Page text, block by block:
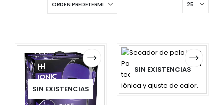
SIN EXISTENCIAS
SIN EXISTENCIAS